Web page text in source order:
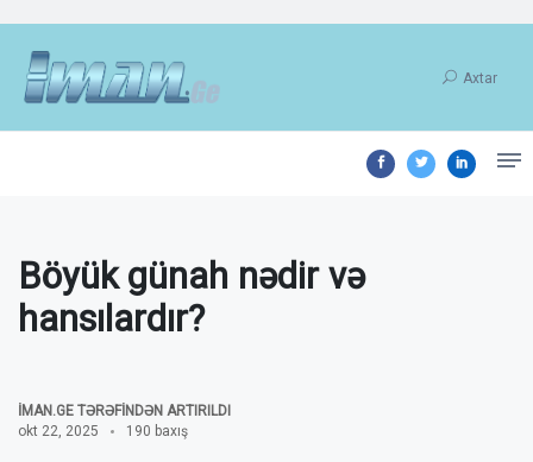
Axtar
Böyük günah nədir və
hansılardır?
İMAN.GE TƏRƏFINDƏN ARTIRILDI
okt 22, 2025
190 baxış